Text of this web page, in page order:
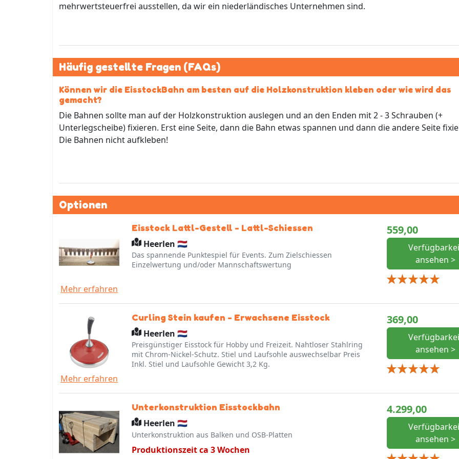
mehrwertsteuerfrei ausstellen, da wir ein niederländisches Unternehmen sind.
Häufig gestellte Fragen (FAQs)
Können wir die EisstockBahn am besten auf die Holzkonstruktion kleben oder wie wird das
gemacht?
Die Bahnen sollte man auf der Holzkonstruktion auslegen und an den Enden mit 2 - 3 Schrauben (+
Unterlegscheibe) fixieren. Erst eine Seite, dann die Bahn etwas spannen und dann die andere Seite
Die Bahnen nicht aufkleben!
Optionen
Mehr erfahren
559,00
ansehen >
Eisstock Lattl-Gestell - Lattl-Schiessen
Heerlen 🇳🇱
Das spannende Punktespiel für Events. Zum Zielschiessen
Einzelwertung und/oder Mannschaftswertung
Mehr erfahren
369,00
ansehen >
Curling Stein kaufen - Erwachsene Eisstock
Heerlen 🇳🇱
Preisgünstiger Eisstock für Hobby und Freizeit. Nahtloser Stahlring
mit Chrom-Nickel-Schutz. Stiel und Laufsohle auswechselbar Preis
Inkl. Stiel und Laufsohle Gewicht 3,2 Kg.
4.299,00
ansehen >
Unterkonstruktion Eisstockbahn
Heerlen 🇳🇱
Unterkonstruktion aus Balken und OSB-Platten
Produktionszeit ca 3 Wochen